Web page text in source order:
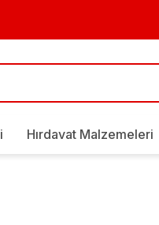
Hırdavat Malzemeleri